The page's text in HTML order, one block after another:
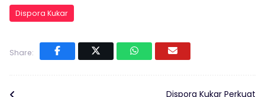
Dispora Kukar
Share:
Dispora Kukar Perkuat